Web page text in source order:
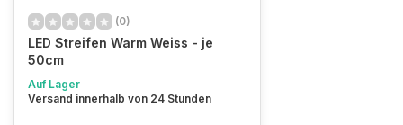
(0)
LED Streifen Warm Weiss - je
50cm
Auf Lager
Versand innerhalb von 24 Stunden